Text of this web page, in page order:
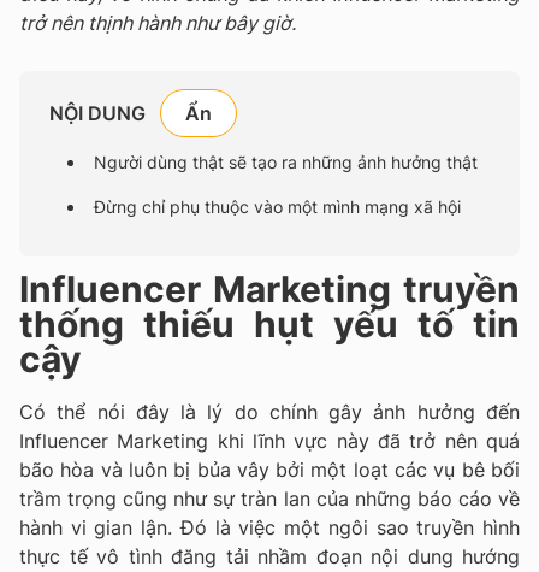
trở nên thịnh hành như bây giờ.
NỘI DUNG
Người dùng thật sẽ tạo ra những ảnh hưởng thật
Đừng chỉ phụ thuộc vào một mình mạng xã hội
Influencer Marketing truyền
thống thiếu hụt yếu tố tin
cậy
Có thể nói đây là lý do chính gây ảnh hưởng đến
Influencer Marketing khi lĩnh vực này đã trở nên quá
bão hòa và luôn bị bủa vây bởi một loạt các vụ bê bối
trầm trọng cũng như sự tràn lan của những báo cáo về
hành vi gian lận. Đó là việc một ngôi sao truyền hình
thực tế vô tình đăng tải nhầm đoạn nội dung hướng